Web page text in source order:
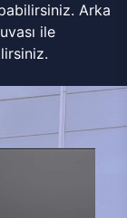
Arka
ile